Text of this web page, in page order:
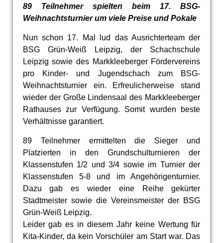
89 Teilnehmer spielten beim 17. BSG-
Weihnachtsturnier um viele Preise und Pokale
Nun schon 17. Mal lud das Ausrichterteam der
BSG Grün-Weiß Leipzig, der Schachschule
Leipzig sowie des Markkleeberger Fördervereins
pro Kinder- und Jugendschach zum BSG-
Weihnachtsturnier ein. Erfreulicherweise stand
wieder der Große Lindensaal des Markkleeberger
Rathauses zur Verfügung. Somit wurden beste
Verhältnisse garantiert.
89 Teilnehmer ermittelten die Sieger und
Platzierten in den Grundschulturnieren der
Klassenstufen 1/2 und 3/4 sowie im Turnier der
Klassenstufen 5-8 und im Angehörigenturnier.
Dazu gab es wieder eine Reihe gekürter
Stadtmeister sowie die Vereinsmeister der BSG
Grün-Weiß Leipzig.
Leider gab es in diesem Jahr keine Wertung für
Kita-Kinder, da kein Vorschüler am Start war. Das